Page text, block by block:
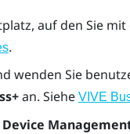
auf den Sie
.
wenden Sie
an. Siehe VIVE